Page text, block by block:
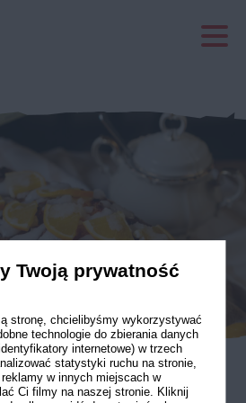
Twoją prywatność
stronę, chcielibyśmy wykorzystywać
technologie do zbierania danych
internetowe) w trzech
statystyki ruchu na stronie,
w innych miejscach w
Ci filmy na naszej stronie. Kliknij